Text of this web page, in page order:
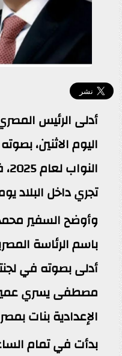
أدلى الرئيس
اليوم الاثنين،
تجري داخل البلاد يومي 24 و25
وأوضح السفير
باسم الرئاسة
أدلى بصوته في
مصطفى يسري
الإعدادية بنات
بدأت في تمام